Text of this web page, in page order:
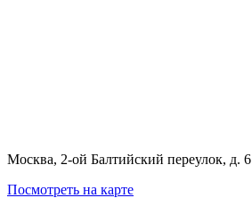
Москва, 2-ой Балтийский переулок, д. 6
Посмотреть на карте